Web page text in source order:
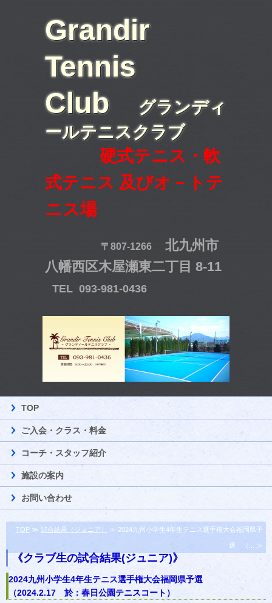
Grandir
Tennis
Club
グランディ
ールテニスクラブ
硬式テニス・軟
式テニス 及びオ－トテ
ニス場
〒807-1266
北九州市
八幡西区木屋瀬東二丁目 8-11
TEL 093-981-0436
TOP
ご入会・クラス・料金
コーチ・スタッフ紹介
施設の案内
お問い合わせ
TOP ≫ 試合結果（ジュニア） ≫ 2024九州小学生4年生テニス選手権大会福岡県予
選 （... ≫
《クラブ生の試合結果(ジュニア)》
2024九州小学生4年生テニス選手権大会福岡県予選
（2024.2.17 於：春日公園テニスコート）